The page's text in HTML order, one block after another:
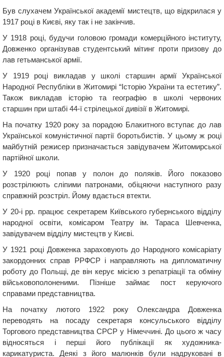
Був слухачем Української академії мистецтв, що відкрилася у
1917 році в Києві, яку так і не закінчив.
У 1918 році, будучи головою громади комерційного інституту,
Довженко організував студентський мітинг проти призову до
лав гетьманської армії.
У 1919 році викладав у школі старшин армії Української
Народної Республіки в Житомирі “Історію України та естетику”.
Також викладав історію та географію в школі червоних
старшин при штабі 44-ї стрілецької дивізії в Житомирі.
На початку 1920 року за порадою Блакитного вступає до лав
Української комуністичної партії боротьбистів. У цьому ж році
майбутній режисер призначається завідувачем Житомирської
партійної школи.
У 1920 році попав у полон до поляків. Його показово
розстрілюють сліпими патронами, обіцяючи наступного разу
справжній розстріл. Йому вдається втекти.
У 20-і рр. працює секретарем Київського губернського відділу
народної освіти, комісаром Театру ім. Тараса Шевченка,
завідувачем відділу мистецтв у Києві.
У 1921 році Довженка зараховують до Народного комісаріату
закордонних справ РРФСР і направляють на дипломатичну
роботу до Польщі, де він керує місією з репатріації та обміну
військовополоненими. Пізніше займає пост керуючого
справами представництва.
На початку лютого 1922 року Олександра Довженка
переводять на посаду секретаря консульського відділу
Торгового представництва СРСР у Німеччині. До цього ж часу
відносяться і перші його публікації як художника-
карикатуриста. Деякі з його малюнків були надруковані в